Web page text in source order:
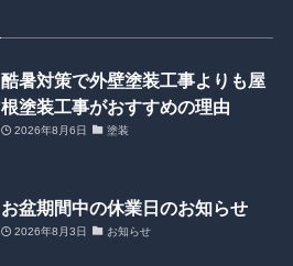
酷暑対策で外壁塗装工事よりも屋
根塗装工事がおすすめの理由
2026年8月6日 塗装
お盆期間中の休業日のお知らせ
2026年8月3日 お知らせ